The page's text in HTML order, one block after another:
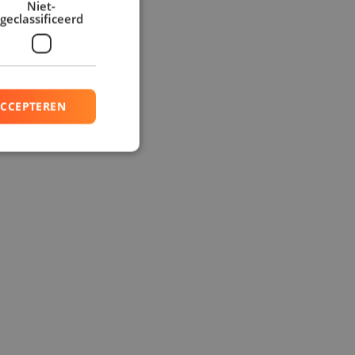
Niet-
geclassificeerd
en